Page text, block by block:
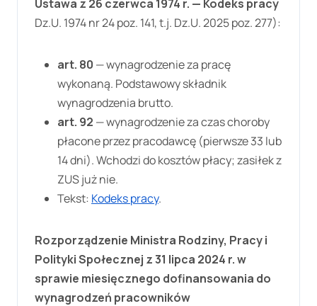
Ustawa z 26 czerwca 1974 r. — Kodeks pracy
Dz.U. 1974 nr 24 poz. 141, t.j. Dz.U. 2025 poz. 277):
art. 80 — wynagrodzenie za pracę
wykonaną. Podstawowy składnik
wynagrodzenia brutto.
art. 92 — wynagrodzenie za czas choroby
płacone przez pracodawcę (pierwsze 33 lub
14 dni). Wchodzi do kosztów płacy; zasiłek z
ZUS już nie.
Tekst: Kodeks pracy.
Rozporządzenie Ministra Rodziny, Pracy i
Polityki Społecznej z 31 lipca 2024 r. w
sprawie miesięcznego dofinansowania do
wynagrodzeń pracowników